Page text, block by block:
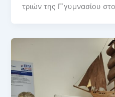
τριών της Γ΄γυμνασίου στο